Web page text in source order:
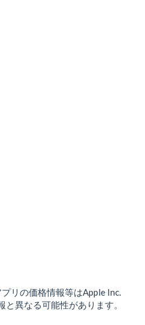
リの価格情報等はApple Inc.
異なる可能性があります。